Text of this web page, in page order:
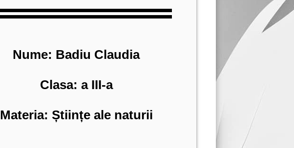
Nume: Badiu Claudia
Clasa: a III-a
Materia: Științe ale naturii